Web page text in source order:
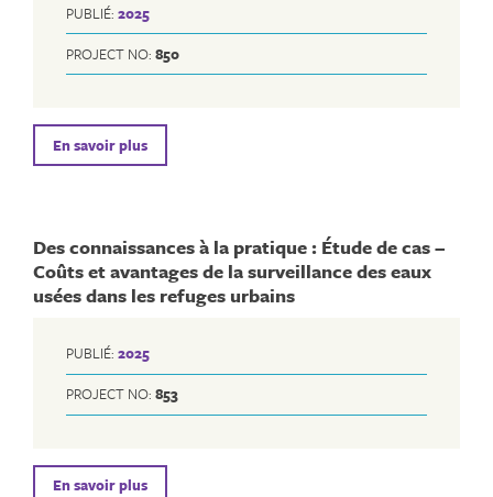
PUBLIÉ: 2025
PROJECT NO: 850
En savoir plus
Des connaissances à la pratique : Étude de cas –
Coûts et avantages de la surveillance des eaux
usées dans les refuges urbains
PUBLIÉ: 2025
PROJECT NO: 853
En savoir plus